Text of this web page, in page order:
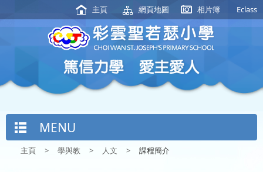
主頁 網頁地圖 相片簿 Eclass
MENU
主頁 > 學與教 > 人文 > 課程簡介